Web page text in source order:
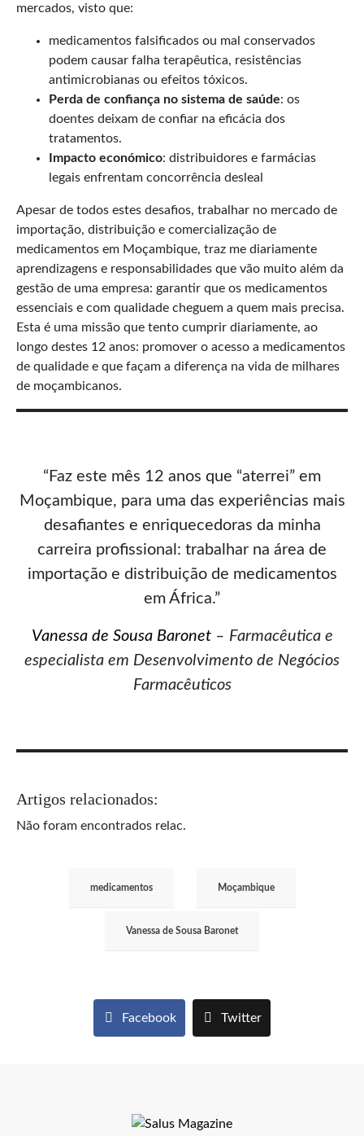
mercados, visto que:
medicamentos falsificados ou mal conservados
podem causar falha terapêutica, resistências
antimicrobianas ou efeitos tóxicos.
Perda de confiança no sistema de saúde: os
doentes deixam de confiar na eficácia dos
tratamentos.
Impacto económico: distribuidores e farmácias
legais enfrentam concorrência desleal
Apesar de todos estes desafios, trabalhar no mercado de
importação, distribuição e comercialização de
medicamentos em Moçambique, traz me diariamente
aprendizagens e responsabilidades que vão muito além da
gestão de uma empresa: garantir que os medicamentos
essenciais e com qualidade cheguem a quem mais precisa.
Esta é uma missão que tento cumprir diariamente, ao
longo destes 12 anos: promover o acesso a medicamentos
de qualidade e que façam a diferença na vida de milhares
de moçambicanos.
“Faz este mês 12 anos que “aterrei” em
Moçambique, para uma das experiências mais
desafiantes e enriquecedoras da minha
carreira profissional: trabalhar na área de
importação e distribuição de medicamentos
em África.”
Vanessa de Sousa Baronet– Farmacêutica e
especialista em Desenvolvimento de Negócios
Farmacêuticos
Artigos relacionados:
Não foram encontrados relac.
medicamentos Moçambique
Vanessa de Sousa Baronet
Facebook Twitter